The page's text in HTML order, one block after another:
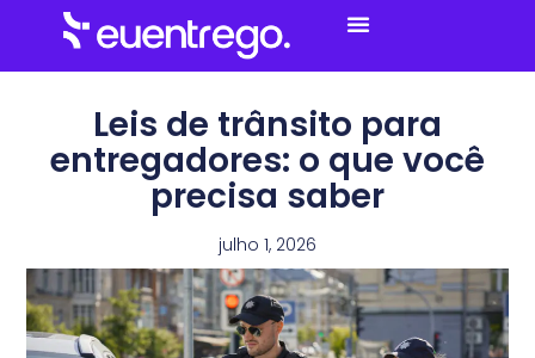
Leis de trânsito para
entregadores: o que você
precisa saber
julho 1, 2026